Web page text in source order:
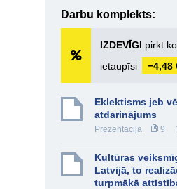
Darbu komplekts:
IZDEVĪGI pirkt
ietaupīsi
−4,48
Eklektisms jeb
atdarinājums
Prezentācija 9
Kultūras
Latvijā, to
turpmākā